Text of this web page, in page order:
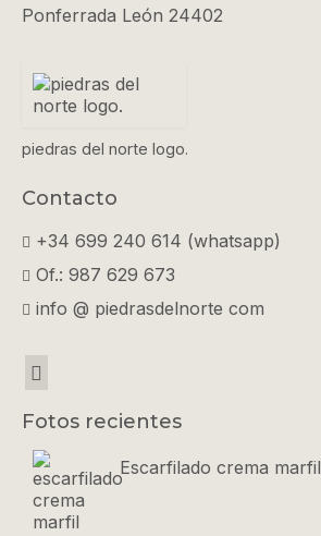
Ponferrada León 24402
piedras del norte logo.
Contacto
+34 699 240 614 (whatsapp)
Of.: 987 629 673
info @ piedrasdelnorte com
Fotos recientes
Escarfilado crema marfil